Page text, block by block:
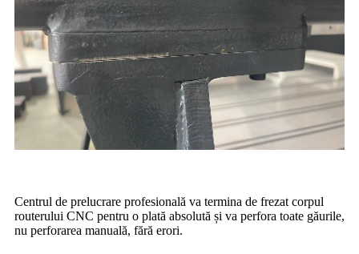
Centrul de prelucrare profesională va termina de frezat corpul
routerului CNC pentru o plată absolută și va perfora toate găurile,
nu perforarea manuală, fără erori.